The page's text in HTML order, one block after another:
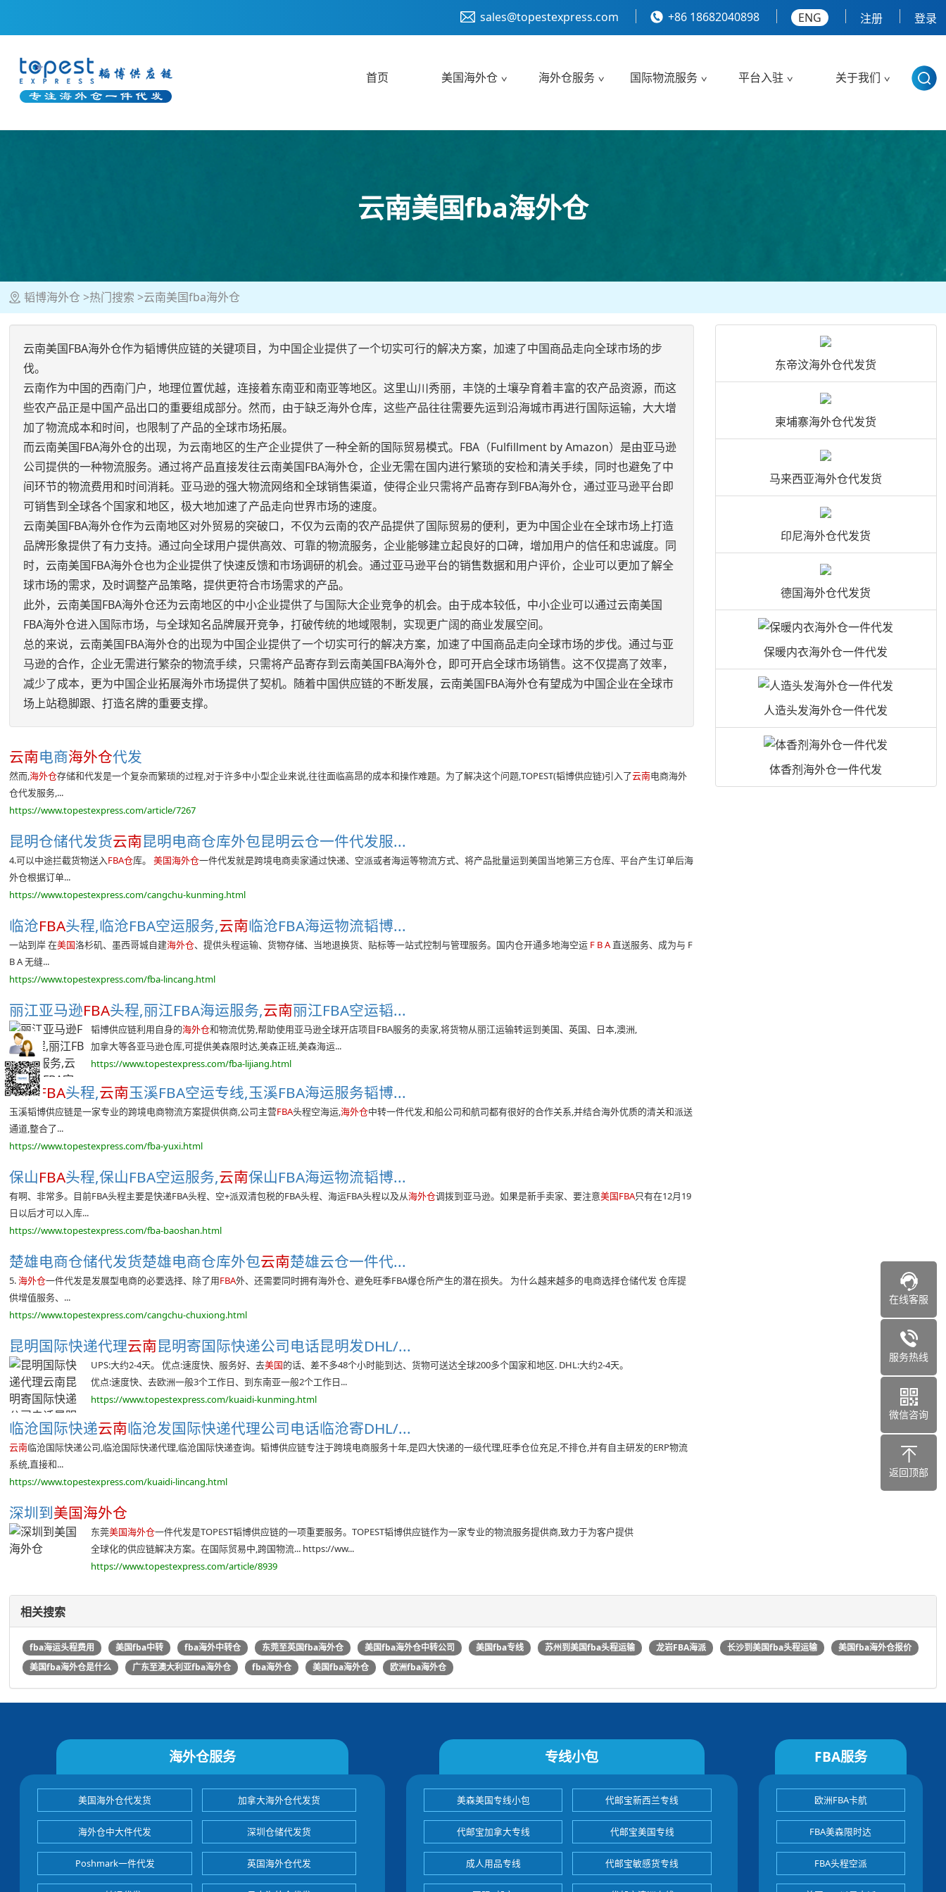
sales@topestexpress.com +86 18682040898 ENG 注册 登录
首页 美国海外仓 海外仓服务 国际物流服务 平台入驻 关于我们
云南美国fba海外仓
韬博海外仓 热门搜索 云南美国fba海外仓
云南美国FBA海外仓作为韬博供应链的关键项目，为中国企业提供了一个切实可行的解决方案，加速了中国商品走向全球市场的步
伐。
云南作为中国的西南门户，地理位置优越，连接着东南亚和南亚等地区。这里山川秀丽，丰饶的土壤孕育着丰富的农产品资源，而这
些农产品正是中国产品出口的重要组成部分。然而，由于缺乏海外仓库，这些产品往往需要先运到沿海城市再进行国际运输，大大增
加了物流成本和时间，也限制了产品的全球市场拓展。
而云南美国FBA海外仓的出现，为云南地区的生产企业提供了一种全新的国际贸易模式。FBA（Fulfillment by Amazon）是由亚马逊
公司提供的一种物流服务。通过将产品直接发往云南美国FBA海外仓，企业无需在国内进行繁琐的安检和清关手续，同时也避免了中
间环节的物流费用和时间消耗。亚马逊的强大物流网络和全球销售渠道，使得企业只需将产品寄存到FBA海外仓，通过亚马逊平台即
可销售到全球各个国家和地区，极大地加速了产品走向世界市场的速度。
云南美国FBA海外仓作为云南地区对外贸易的突破口，不仅为云南的农产品提供了国际贸易的便利，更为中国企业在全球市场上打造
品牌形象提供了有力支持。通过向全球用户提供高效、可靠的物流服务，企业能够建立起良好的口碑，增加用户的信任和忠诚度。同
时，云南美国FBA海外仓也为企业提供了快速反馈和市场调研的机会。通过亚马逊平台的销售数据和用户评价，企业可以更加了解全
球市场的需求，及时调整产品策略，提供更符合市场需求的产品。
此外，云南美国FBA海外仓还为云南地区的中小企业提供了与国际大企业竞争的机会。由于成本较低，中小企业可以通过云南美国
FBA海外仓进入国际市场，与全球知名品牌展开竞争，打破传统的地域限制，实现更广阔的商业发展空间。
总的来说，云南美国FBA海外仓的出现为中国企业提供了一个切实可行的解决方案，加速了中国商品走向全球市场的步伐。通过与亚
马逊的合作，企业无需进行繁杂的物流手续，只需将产品寄存到云南美国FBA海外仓，即可开启全球市场销售。这不仅提高了效率，
减少了成本，更为中国企业拓展海外市场提供了契机。随着中国供应链的不断发展，云南美国FBA海外仓有望成为中国企业在全球市
场上站稳脚跟、打造名牌的重要支撑。
云南电商海外仓代发
然而,海外仓存储和代发是一个复杂而繁琐的过程,对于许多中小型企业来说,往往面临高昂的成本和操作难题。为了解决这个问题,TOPEST(韬博供应链)引入了云南电商海外
仓代发服务,...
https://www.topestexpress.com/article/7267
昆明仓储代发货云南昆明电商仓库外包昆明云仓一件代发服...
4.可以中途拦截货物送入FBA仓库。美国海外仓一件代发就是跨境电商卖家通过快递、空派或者海运等物流方式、将产品批量运到美国当地第三方仓库、平台产生订单后海
外仓根据订单...
https://www.topestexpress.com/cangchu-kunming.html
临沧FBA头程,临沧FBA空运服务,云南临沧FBA海运物流韬博...
一站到岸 在美国洛杉矶、墨西哥城自建海外仓、提供头程运输、货物存储、当地退换货、贴标等一站式控制与管理服务。国内仓开通多地海空运 F B A直送服务、成为与 F
B A 无缝...
https://www.topestexpress.com/fba-lincang.html
丽江亚马逊FBA头程,丽江FBA海运服务,云南丽江FBA空运韬...
韬博供应链利用自身的海外仓和物流优势,帮助使用亚马逊全球开店项目FBA服务的卖家,将货物从丽江运输转运到美国、英国、日本,澳洲,
加拿大等各亚马逊仓库,可提供美森限时达,美森正班,美森海运...
https://www.topestexpress.com/fba-lijiang.html
玉溪FBA头程,云南玉溪FBA空运专线,玉溪FBA海运服务韬博...
玉溪韬博供应链是一家专业的跨境电商物流方案提供供商,公司主营FBA头程空海运,海外仓中转一件代发,和船公司和航司都有很好的合作关系,并结合海外优质的清关和派送
通道,整合了...
https://www.topestexpress.com/fba-yuxi.html
保山FBA头程,保山FBA空运服务,云南保山FBA海运物流韬博...
有啊、非常多。目前FBA头程主要是快递FBA头程、空+派双清包税的FBA头程、海运FBA头程以及从海外仓调拨到亚马逊。如果是新手卖家、要注意美国FBA只有在12月19
日以后才可以入库...
https://www.topestexpress.com/fba-baoshan.html
楚雄电商仓储代发货楚雄电商仓库外包云南楚雄云仓一件代...
5.海外仓一件代发是发展型电商的必要选择、除了用FBA外、还需要同时拥有海外仓、避免旺季FBA爆仓所产生的潜在损失。 为什么越来越多的电商选择仓储代发 仓库提
供增值服务、...
https://www.topestexpress.com/cangchu-chuxiong.html
昆明国际快递代理云南昆明寄国际快递公司电话昆明发DHL/...
UPS:大约2-4天。 优点:速度快、服务好、去美国的话、差不多48个小时能到达、货物可送达全球200多个国家和地区. DHL:大约2-4天。
优点:速度快、去欧洲一般3个工作日、到东南亚一般2个工作日...
https://www.topestexpress.com/kuaidi-kunming.html
临沧国际快递云南临沧发国际快递代理公司电话临沧寄DHL/...
云南临沧国际快递公司,临沧国际快递代理,临沧国际快递查询。韬博供应链专注于跨境电商服务十年,是四大快递的一级代理,旺季仓位充足,不排仓,并有自主研发的ERP物流
系统,直接和...
https://www.topestexpress.com/kuaidi-lincang.html
深圳到美国海外仓
东莞美国海外仓一件代发是TOPEST韬博供应链的一项重要服务。TOPEST韬博供应链作为一家专业的物流服务提供商,致力于为客户提供
全球化的供应链解决方案。在国际贸易中,跨国物流... https://ww...
https://www.topestexpress.com/article/8939
东帝汶海外仓代发货
柬埔寨海外仓代发货
马来西亚海外仓代发货
印尼海外仓代发货
德国海外仓代发货
保暖内衣海外仓一件代发
人造头发海外仓一件代发
体香剂海外仓一件代发
相关搜索
fba海运头程费用 美国fba中转 fba海外中转仓 东莞至英国fba海外仓 美国fba海外仓中转公司 美国fba专线 苏州到美国fba头程运输 龙岩FBA海派 长沙到美国fba头程运输
美国fba海外仓报价
美国fba海外仓是什么
广东至澳大利亚fba海外仓 fba海外仓 美国fba海外仓 欧洲fba海外仓
海外仓服务
美国海外仓代发货 加拿大海外仓代发货
海外仓中大件代发 深圳仓储代发货
Poshmark一件代发 英国海外仓代发
专线小包
美森美国专线小包 代邮宝新西兰专线
代邮宝加拿大专线 代邮宝美国专线
成人用品专线 代邮宝敏感货专线
FBA服务
欧洲FBA卡航
FBA美森限时达
FBA头程空派
在线客服
服务热线
微信咨询
返回顶部